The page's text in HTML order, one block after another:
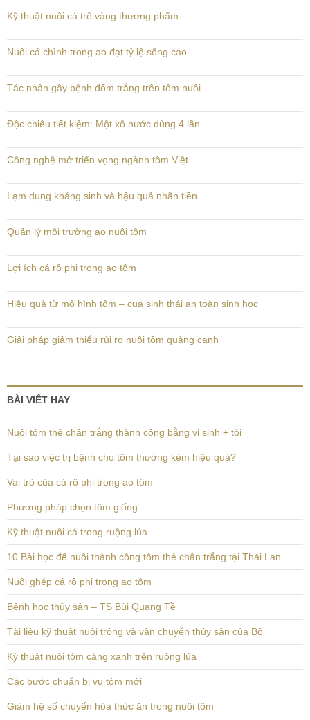
Kỹ thuật nuôi cá trê vàng thương phẩm
Nuôi cá chình trong ao đạt tỷ lệ sống cao
Tác nhân gây bệnh đốm trắng trên tôm nuôi
Độc chiêu tiết kiệm: Một xô nước dùng 4 lần
Công nghệ mở triển vọng ngành tôm Việt
Lạm dụng kháng sinh và hậu quả nhãn tiền
Quản lý môi trường ao nuôi tôm
Lợi ích cá rô phi trong ao tôm
Hiệu quả từ mô hình tôm – cua sinh thái an toàn sinh học
Giải pháp giảm thiểu rủi ro nuôi tôm quảng canh
BÀI VIẾT HAY
Nuôi tôm thẻ chân trắng thành công bằng vi sinh + tỏi
Tại sao việc trị bệnh cho tôm thường kém hiệu quả?
Vai trò của cá rô phi trong ao tôm
Phương pháp chọn tôm giống
Kỹ thuật nuôi cá trong ruộng lúa
10 Bài học để nuôi thành công tôm thẻ chân trắng tại Thái Lan
Nuôi ghép cá rô phi trong ao tôm
Bệnh học thủy sản – TS Bùi Quang Tề
Tài liệu kỹ thuật nuôi trông và vận chuyển thủy sản của Bộ
Kỹ thuật nuôi tôm càng xanh trên ruộng lúa
Các bước chuẩn bị vụ tôm mới
Giảm hệ số chuyển hóa thức ăn trong nuôi tôm